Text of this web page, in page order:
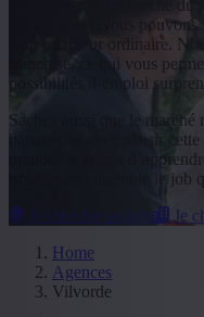
Vous êtes à la recherche
tombe bien ! Nous
à un recruteur ordinaire.
franchise, ce qui vous
possibilités d’emploi
Sachez aussi que le marché
partageons avec plaisir
prenons le temps
trouverons ensemble le
Je cherche un job
Je
Home
Agences
Vilvorde